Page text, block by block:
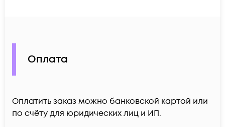
Оплата
Оплатить заказ можно банковской картой или
по счёту для юридических лиц и ИП.